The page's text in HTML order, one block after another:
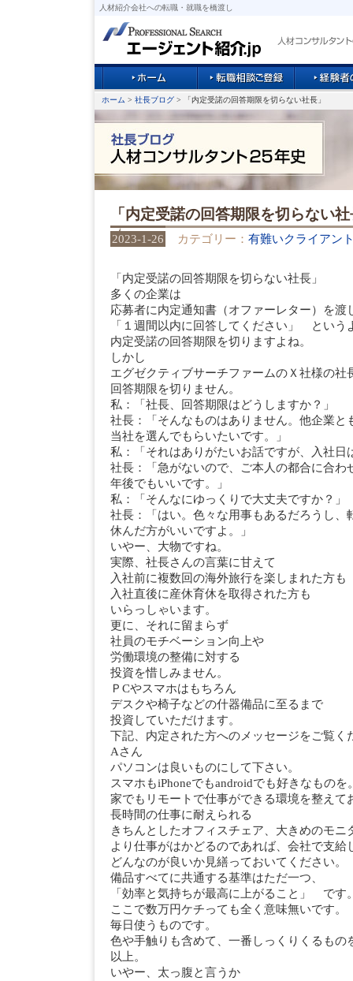
人材紹介会社への転職・就職を橋渡し
ホーム > 社長ブログ > 「内定受諾の回答期限を切らない社長」
「内定受諾の回答期限を切らない
2023-1-26 カテゴリー： 有難いクライアン
「内定受諾の回答期限を切らない社長」
多くの企業は
応募者に内定通知書（オファーレター）を渡
「１週間以内に回答してください」 という
内定受諾の回答期限を切りますよね。
しかし
エグゼクティブサーチファームのＸ社様の社
回答期限を切りません。
私：「社長、回答期限はどうしますか？」
社長：「そんなものはありません。他企業と
当社を選んでもらいたいです。」
私：「それはありがたいお話ですが、入社日
社長：「急がないので、ご本人の都合に合わ
年後でもいいです。」
私：「そんなにゆっくりで大丈夫ですか？」
社長：「はい。色々な用事もあるだろうし、
休んだ方がいいですよ。」
いやー、大物ですね。
実際、社長さんの言葉に甘えて
入社前に複数回の海外旅行を楽しまれた方も
入社直後に産休育休を取得された方も
いらっしゃいます。
更に、それに留まらず
社員のモチベーション向上や
労働環境の整備に対する
投資を惜しみません。
ＰCやスマホはもちろん
デスクや椅子などの什器備品に至るまで
投資していただけます。
下記、内定された方へのメッセージをご覧く
Aさん
パソコンは良いものにして下さい。
スマホもiPhoneでもandroidでも好きなものを
家でもリモートで仕事ができる環境を整えて
長時間の仕事に耐えられる
きちんとしたオフィスチェア、大きめのモニ
より仕事がはかどるのであれば、会社で支給
どんなのが良いか見繕っておいてください。
備品すべてに共通する基準はただ一つ、
「効率と気持ちが最高に上がること」 です
ここで数万円ケチっても全く意味無いです。
毎日使うものです。
色や手触りも含めて、一番しっくりくるもの
以上。
いやー、太っ腹と言うか